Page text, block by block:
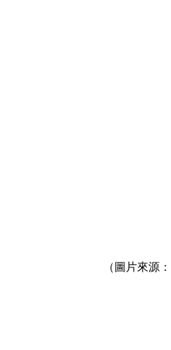
（圖片來源：